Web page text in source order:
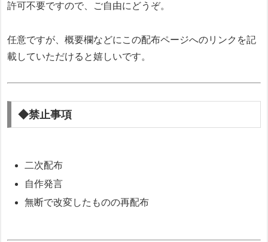
許可不要ですので、ご自由にどうぞ。
任意ですが、概要欄などにこの配布ページへのリンクを記
載していただけると嬉しいです。
◆禁止事項
二次配布
自作発言
無断で改変したものの再配布